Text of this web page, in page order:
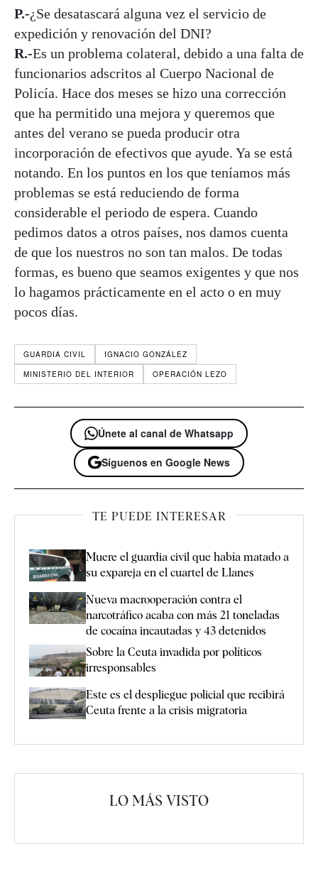
P.-¿Se desatascará alguna vez el servicio de
expedición y renovación del DNI?
R.-Es un problema colateral, debido a una falta de
funcionarios adscritos al Cuerpo Nacional de
Policía. Hace dos meses se hizo una corrección
que ha permitido una mejora y queremos que
antes del verano se pueda producir otra
incorporación de efectivos que ayude. Ya se está
notando. En los puntos en los que teníamos más
problemas se está reduciendo de forma
considerable el periodo de espera. Cuando
pedimos datos a otros países, nos damos cuenta
de que los nuestros no son tan malos. De todas
formas, es bueno que seamos exigentes y que nos
lo hagamos prácticamente en el acto o en muy
pocos días.
GUARDIA CIVIL
IGNACIO GONZÁLEZ
MINISTERIO DEL INTERIOR
OPERACIÓN LEZO
Únete al canal de Whatsapp
Síguenos en Google News
TE PUEDE INTERESAR
Muere el guardia civil que había matado a
su expareja en el cuartel de Llanes
Nueva macrooperación contra el
narcotráfico acaba con más 21 toneladas
de cocaína incautadas y 43 detenidos
Sobre la Ceuta invadida por políticos
irresponsables
Este es el despliegue policial que recibirá
Ceuta frente a la crisis migratoria
LO MÁS VISTO